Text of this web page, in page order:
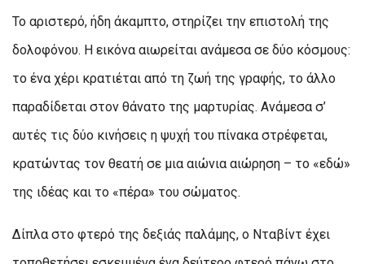
Το αριστερό, ήδη άκαμπτο, στηρίζει την επιστολή της
δολοφόνου. Η εικόνα αιωρείται ανάμεσα σε δύο κόσμους:
το ένα χέρι κρατιέται από τη ζωή της γραφής, το άλλο
παραδίδεται στον θάνατο της μαρτυρίας. Ανάμεσα σ’
αυτές τις δύο κινήσεις η ψυχή του πίνακα στρέφεται,
κρατώντας τον θεατή σε μια αιώνια αιώρηση – το «εδώ»
της ιδέας και το «πέρα» του σώματος.
Δίπλα στο φτερό της δεξιάς παλάμης, ο Νταβίντ έχει